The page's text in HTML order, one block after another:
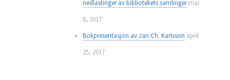
nedlastinger av bibliotekets samlinger mai
8, 2017
Bokpresentasjon av Jan Ch. Karlsson april
25, 2017